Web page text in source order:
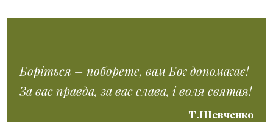
Боріться – поборете, вам Бог допомагає!
За вас правда, за вас слава, і воля святая!
Т.Шевченко